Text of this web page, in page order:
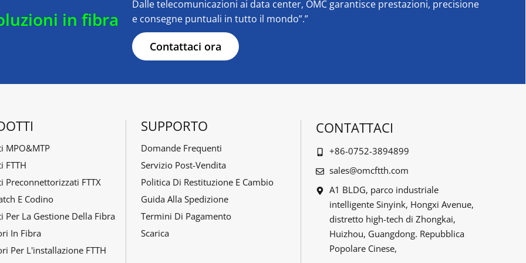
in fibra
Dalle telecomunicazioni ai data center, OMC garantisce prestazioni, precisione
e consegne puntuali in tutto il mondo”.”
Contattaci ora
MPO&MTP
FTTH
Preconnettorizzati FTTX
E Codino
Per La Gestione Della Fibra
In Fibra
Per L'installazione FTTH
SUPPORTO
Domande Frequenti
Servizio Post-Vendita
Politica Di Restituzione E Cambio
Guida Alla Spedizione
Termini Di Pagamento
Scarica
CONTATTACI
+86-0752-3894899
sales@omcftth.com
A1 BLDG, parco industriale
intelligente Sinyink, Hongxi Avenue,
distretto high-tech di Zhongkai,
Huizhou, Guangdong. Repubblica
Popolare Cinese,